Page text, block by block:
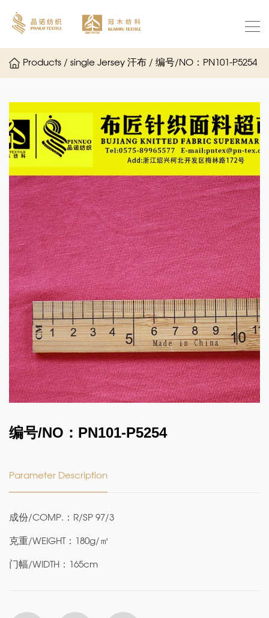
Products / single Jersey 汗布 / 编号/NO：PN101-P5254
编号/NO：PN101-P5254
Parameter Description
成份/COMP.：R/SP 97/3
克重/WEIGHT：180g/㎡
门幅/WIDTH：165cm